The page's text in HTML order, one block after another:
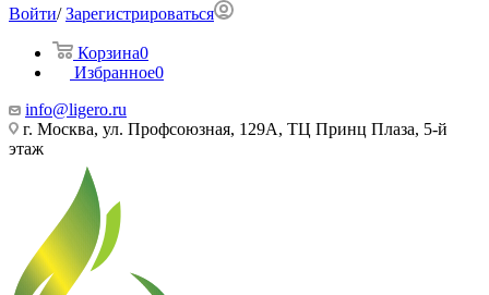
Войти/Зарегистрироваться
Корзина0
Избранное0
info@ligero.ru
г. Москва, ул. Профсоюзная, 129А, ТЦ Принц Плаза, 5-й
этаж